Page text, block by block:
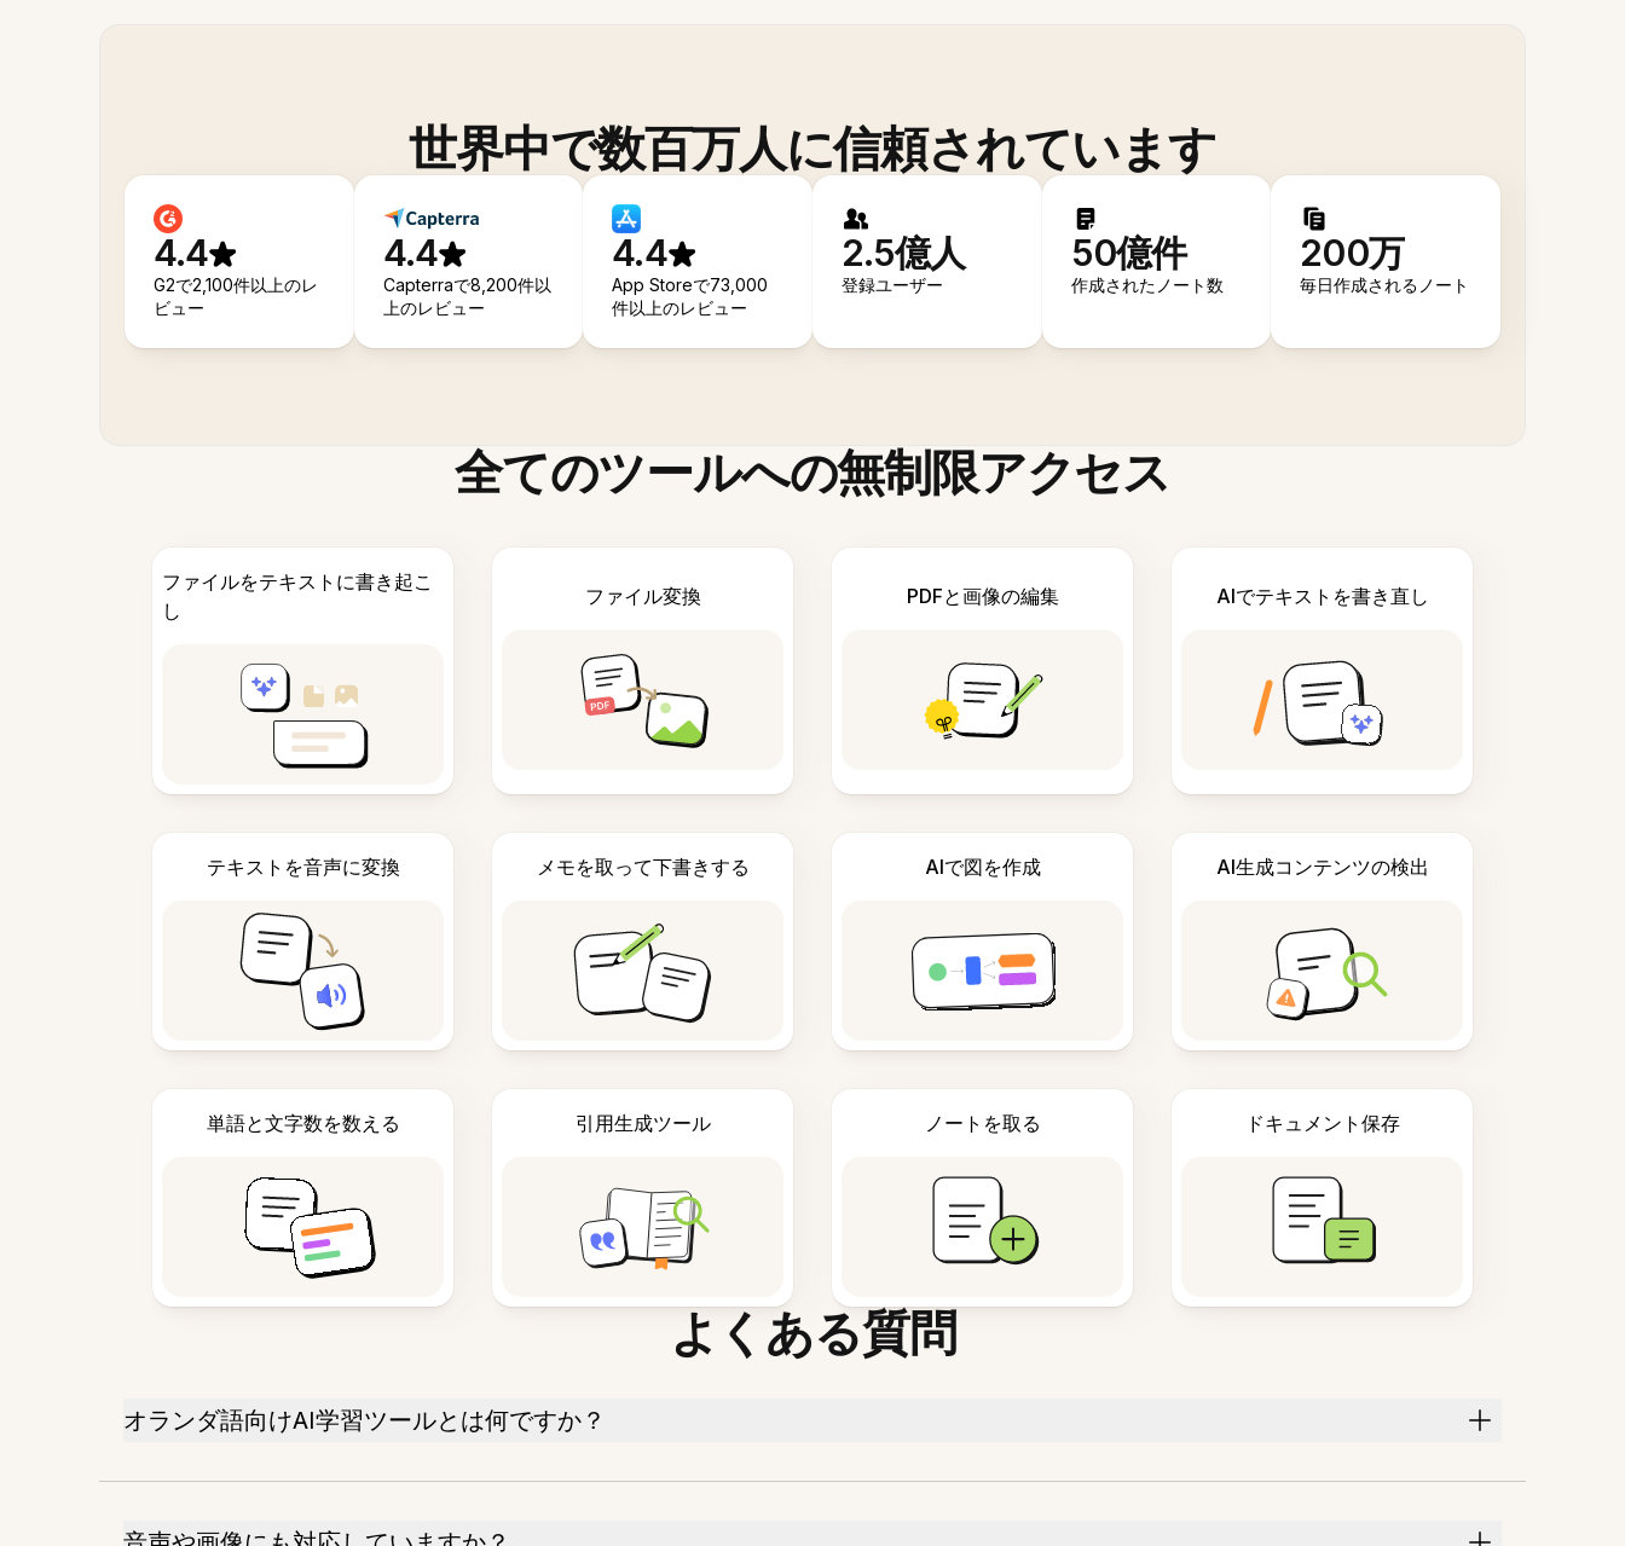
世界中で数百万人に信頼されています
4.4
G2で2,100件以上のレ
ビュー
4.4
Capterraで8,200件以
上のレビュー
4.4
App Storeで73,000
件以上のレビュー
2.5億人
登録ユーザー
50億件
作成されたノート数
200万
毎日作成されるノート
全てのツールへの無制限アクセス
ファイルをテキストに書き起こ
し
ファイル変換 PDFと画像の編集 AIでテキストを書き直し
テキストを音声に変換 メモを取って下書きする AIで図を作成 AI生成コンテンツの検出
単語と文字数を数える 引用生成ツール ノートを取る ドキュメント保存
よくある質問
オランダ語向けAI学習ツールとは何ですか？